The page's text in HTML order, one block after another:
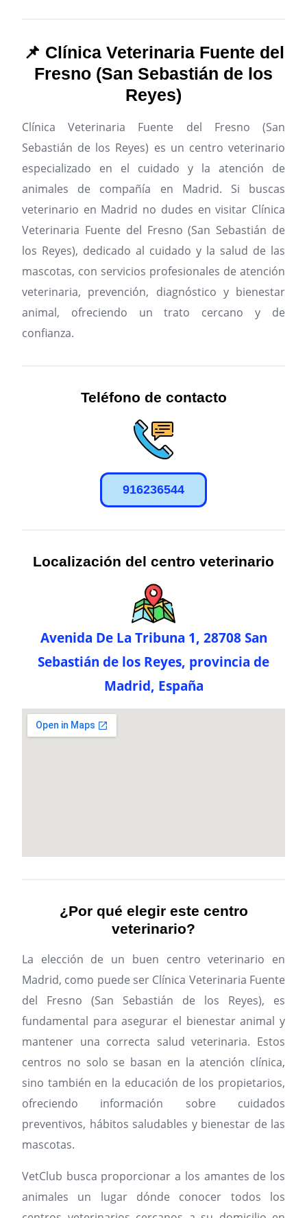
📌 Clínica Veterinaria Fuente del
Fresno (San Sebastián de los
Reyes)
Clínica Veterinaria Fuente del Fresno (San
Sebastián de los Reyes) es un centro veterinario
especializado en el cuidado y la atención de
animales de compañía en Madrid. Si buscas
veterinario en Madrid no dudes en visitar Clínica
Veterinaria Fuente del Fresno (San Sebastián de
los Reyes), dedicado al cuidado y la salud de las
mascotas, con servicios profesionales de atención
veterinaria, prevención, diagnóstico y bienestar
animal, ofreciendo un trato cercano y de
confianza.
Teléfono de contacto
916236544
Localización del centro veterinario
Avenida De La Tribuna 1, 28708 San
Sebastián de los Reyes, provincia de
Madrid, España
¿Por qué elegir este centro
veterinario?
La elección de un buen centro veterinario en
Madrid, como puede ser Clínica Veterinaria Fuente
del Fresno (San Sebastián de los Reyes), es
fundamental para asegurar el bienestar animal y
mantener una correcta salud veterinaria. Estos
centros no solo se basan en la atención clínica,
sino también en la educación de los propietarios,
ofreciendo información sobre cuidados
preventivos, hábitos saludables y bienestar de las
mascotas.
VetClub busca proporcionar a los amantes de los
animales un lugar dónde conocer todos los